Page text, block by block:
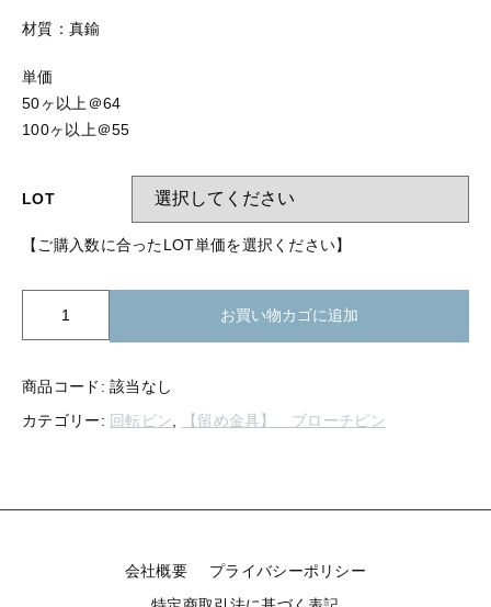
材質：真鍮
単価
50ヶ以上＠64
100ヶ以上＠55
LOT
【ご購入数に合ったLOT単価を選択ください】
ロ
チ
お買い物カゴに追加
商品コード:該当なし
カテゴリー: 回転ピン, 【留め金具】 ブローチピン
会社概要
プライバシーポリシー
【留め金具】 ブローチピン
【留め金具】 丸カン・小判カン
【留め金具】 指輪
【留め金具】 クリップ・差込
【留め金具】 マスク用クリップ
【留め金具】 ネクタイピン
【留め金具】 蝶タック
【留め金具】 タイタック
【留め金具】 スライダー
【留め金具】 スカーフ留め
【留め金具】 スティックピン
【留め金具】 丸カン・小判カン
【留め金具】 指輪
【留め金具】 イヤリング
【留め金具】 マスク用クリップ